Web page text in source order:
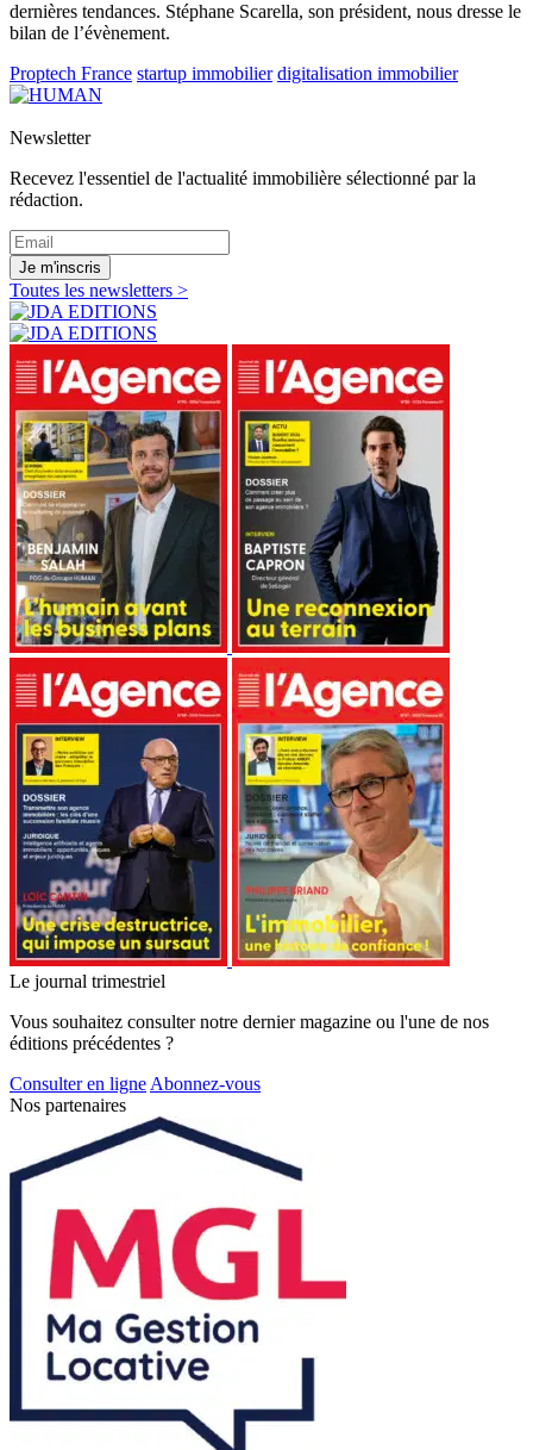
dernières tendances. Stéphane Scarella, son président, nous dresse le
bilan de l’évènement.
Proptech France startup immobilier digitalisation immobilier
Newsletter
Recevez l'essentiel de l'actualité immobilière sélectionné par la
rédaction.
Je m'inscris
Toutes les newsletters >
Le journal trimestriel
Vous souhaitez consulter notre dernier magazine ou l'une de nos
éditions précédentes ?
Consulter en ligne Abonnez-vous
Nos partenaires